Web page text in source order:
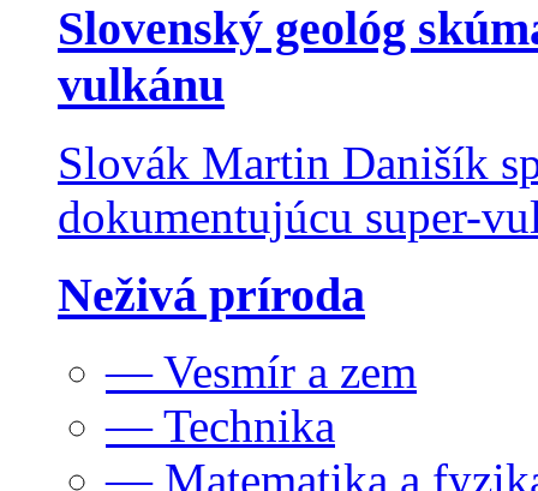
Slovenský geológ
vulkánu
Slovák Martin Danišík
dokumentujúcu super-
Neživá príroda
— Vesmír a zem
— Technika
— Matematika a